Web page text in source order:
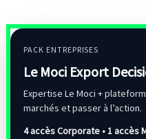
PACK ENTREPRISES
Le Moci Export
Expertise Le Moci +
marchés et passer à l’action.
4 accès Corporate • 1 accès